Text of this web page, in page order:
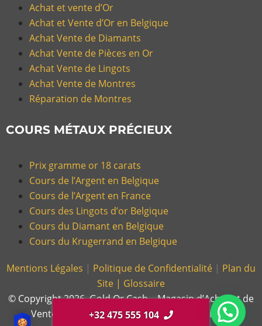
+32 475 555 104
Achat et vente d’Or
Achat et Vente d’Or en Belgique
Achat Vente de Diamants
Achat Vente de Pièces en Or
Achat Vente de Lingots
Achat Vente de Montres
Réparation de Montres
COURS MÉTAUX PRÉCIEUX
Prix gramme or 18 carats
Cours de l’Argent en Belgique
Cours de l’Argent en France
Cours des Lingots d’or Belgique
Cours du Diamant en Belgique
Cours du Krugerrand en Belgique
Mentions Légales | Politique de Confidentialité | Plan du
Site | Glossaire
© Copyright 2026, Gold Or Cash – Magasin d’Achat et de
Vente d’Or et Bijoux en France et en Belgique.